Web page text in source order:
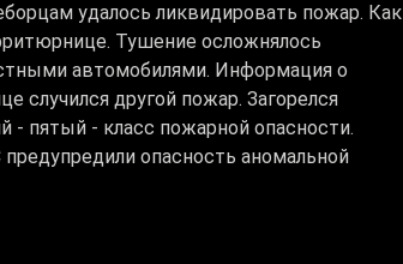
удалось ликвидировать пожар. Как
Тушение осложнялось
автомобилями. Информация о
случился другой пожар. Загорелся
- пятый - класс пожарной опасности.
опасность аномальной